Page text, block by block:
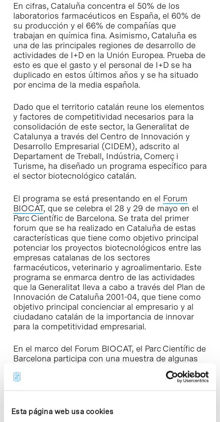
Esta página web usa cookies
En cifras, Cataluña concentra el 50% de los
laboratorios farmacéuticos en España, el 60% de
su producción y el 66% de compañías que
trabajan en química fina. Asimismo, Cataluña es
una de las principales regiones de desarrollo de
actividades de I+D en la Unión Europea. Prueba de
esto es que el gasto y el personal de I+D se ha
duplicado en estos últimos años y se ha situado
por encima de la media española.
Dado que el territorio catalán reune los elementos
y factores de competitividad necesarios para la
consolidación de este sector, la Generalitat de
Catalunya a través del Centro de Innovación y
Desarrollo Empresarial (CIDEM), adscrito al
Departament de Treball, Indústria, Comerç i
Turisme, ha diseñado un programa específico para
el sector biotecnológico catalán.
El programa se está presentando en el Forum
BIOCAT, que se celebra el 28 y 29 de mayo en el
Parc Científic de Barcelona. Se trata del primer
forum que se ha realizado en Cataluña de estas
características que tiene como objetivo principal
potenciar los proyectos biotecnológicos entre las
empresas catalanas de los sectores
farmacéuticos, veterinario y agroalimentario. Este
programa se enmarca dentro de las actividades
que la Generalitat lleva a cabo a través del Plan de
Innovación de Cataluña 2001-04, que tiene como
objetivo principal concienciar al empresario y al
ciudadano catalán de la importancia de innovar
para la competitividad empresarial.
En el marco del Forum BIOCAT, el Parc Científic de
Barcelona participa con una muestra de algunas
de las 20 empresas que acoge actualmente, entre
las cuales figuran Advancell, Almirall Prodesfarma,
Merck KgaA, Oryzon Genomics, Era Plantech i
CIDEM-PCB.